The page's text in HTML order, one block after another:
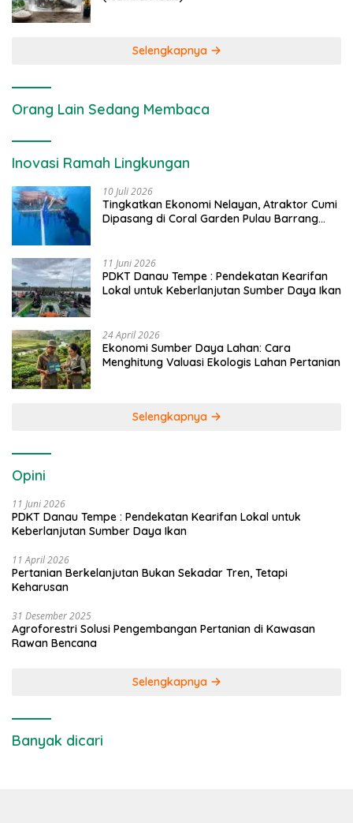
Selengkapnya
Orang Lain Sedang Membaca
Inovasi Ramah Lingkungan
10 Juli 2026
Tingkatkan Ekonomi Nelayan, Atraktor Cumi
Dipasang di Coral Garden Pulau Barrang
11 Juni 2026
PDKT Danau Tempe : Pendekatan Kearifan
Lokal untuk Keberlanjutan Sumber Daya Ikan
24 April 2026
Ekonomi Sumber Daya Lahan: Cara
Menghitung Valuasi Ekologis Lahan Pertanian
Selengkapnya
Opini
11 Juni 2026
PDKT Danau Tempe : Pendekatan Kearifan Lokal untuk
Keberlanjutan Sumber Daya Ikan
11 April 2026
Pertanian Berkelanjutan Bukan Sekadar Tren, Tetapi
Keharusan
31 Desember 2025
Agroforestri Solusi Pengembangan Pertanian di Kawasan
Rawan Bencana
Selengkapnya
Banyak dicari